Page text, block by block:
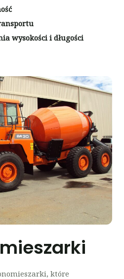
wysokości i długości
które